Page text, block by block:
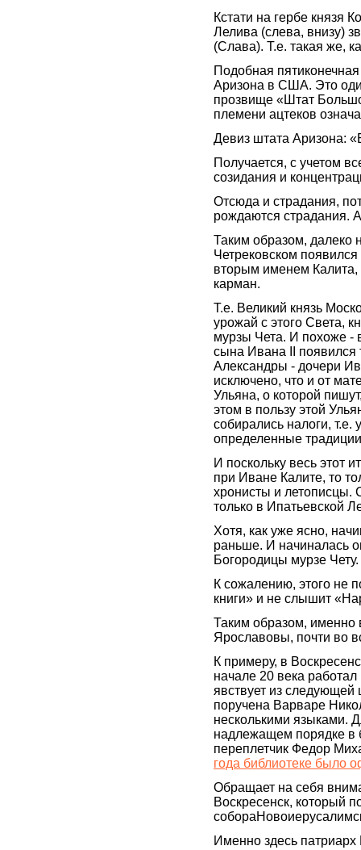
Кстати на гербе князя
Лелива (слева, внизу)
(Слава). Т.е. такая же,
Подобная
Аризона в США. Это
прозвище «Штат
племени ацтеков
Девиз штата Аризона:
Получается, с учетом
созидания и
Отсюда и страдания,
рождаются страдания.
Таким образом, далеко
Четрековском
вторым именем Калита,
карман.
Т.е. Великий князь
урожай с этого Света,
мурзы Чета. И похоже -
сына Ивана II появился
Александры - дочери
исключено, что и от
Ульяна, о которой
этом в пользу этой
собирались налоги, т.е.
определенные
И поскольку весь этот
при Иване Калите, то
хронисты и летописцы.
только в Ипатьевской
Хотя, как уже ясно,
раньше. И начиналась
Богородицы мурзе Чету.
К сожалению, этого не
книги» и не слышит
Таким образом, именно
Ярославовы, почти во
К примеру, в
начале 20 века
явствует из
поручена Варваре
несколькими языками.
надлежащем порядке в
переплетчик Федор
года библиотеке было
Обращает на себя
Воскресенск, который
Именно здесь